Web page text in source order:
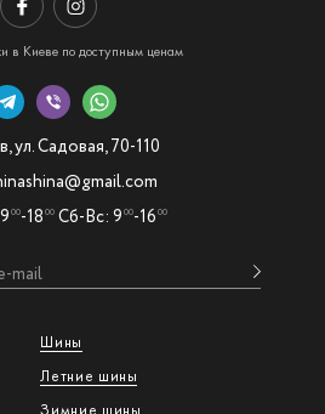
в Киеве по доступным ценам
Шины
Летние шины
Зимние шины
ул. Садовая, 70-110
00-18 00 Сб-Вс: 9 00-16 00